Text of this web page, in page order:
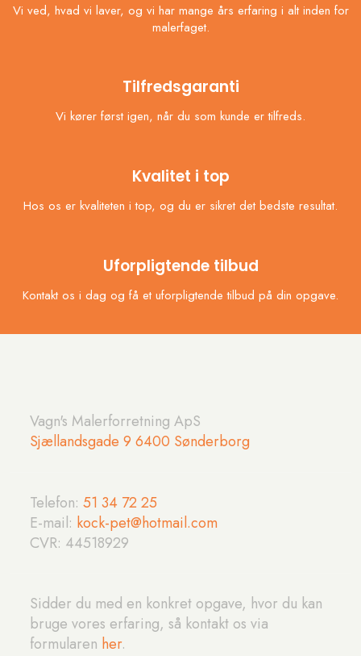
Vi ved, hvad vi laver, og vi har mange års erfaring i alt inden for
malerfaget.
Tilfredsgaranti
Vi kører først igen, når du som kunde er tilfreds.
Kvalitet i top
Hos os er kvaliteten i top, og du er sikret det bedste resultat.
Uforpligtende tilbud
Kontakt os i dag og få et uforpligtende tilbud på din opgave.
Vagn's Malerforretning ApS
Sjællandsgade 9 6400 Sønderborg
Telefon: 51 34 72 25​
E-mail: kock-pet@hotmail.com
CVR: ​44518929
​Sidder du med en konkret opgave, hvor du kan
bruge vores erfaring, så kontakt os via
formularen her.​​​